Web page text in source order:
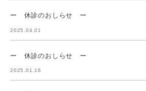
ー 休診のおしらせ ー
2025.04.01
ー 休診のおしらせ ー
2025.01.16